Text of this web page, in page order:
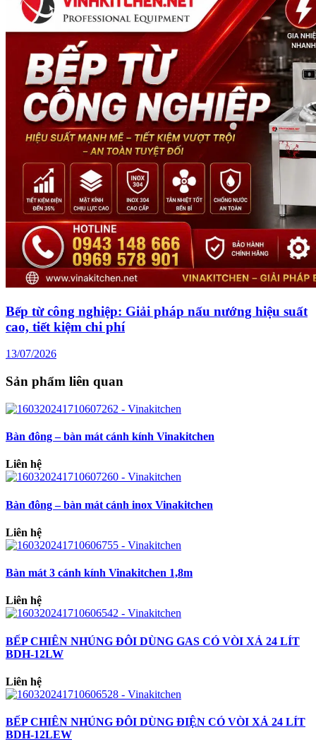
Bếp từ công nghiệp: Giải pháp nấu nướng hiệu suất
cao, tiết kiệm chi phí
13/07/2026
Sản phẩm liên quan
Bàn đông – bàn mát cánh kính Vinakitchen
Liên hệ
Bàn đông – bàn mát cánh inox Vinakitchen
Liên hệ
Bàn mát 3 cánh kính Vinakitchen 1,8m
Liên hệ
BẾP CHIÊN NHÚNG ĐÔI DÙNG GAS CÓ VÒI XẢ 24 LÍT
BDH-12LW
Liên hệ
BẾP CHIÊN NHÚNG ĐÔI DÙNG ĐIỆN CÓ VÒI XẢ 24 LÍT
BDH-12LEW